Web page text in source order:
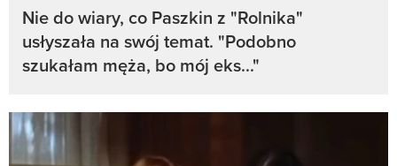
Nie do wiary, co Paszkin z "Rolnika"
usłyszała na swój temat. "Podobno
szukałam męża, bo mój eks..."